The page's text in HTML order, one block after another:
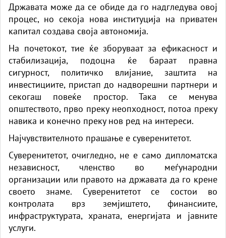
Државата може да се обиде да го надгледува овој
процес, но секоја нова институција на приватен
капитал создава своја автономија.
На почетокот, тие ќе зборуваат за ефикасност и
стабилизација, подоцна ќе бараат правна
сигурност, политичко влијание, заштита на
инвестициите, пристап до надворешни партнери и
секогаш повеќе простор. Така се менува
општеството, прво преку неопходност, потоа преку
навика и конечно преку нов ред на интереси.
Најчувствителното прашање е суверенитетот.
Суверенитетот, очигледно, не е само дипломатска
независност, членство во меѓународни
организации или правото на државата да го крене
своето знаме. Суверенитетот се состои во
контролата врз земјиштето, финансиите,
инфраструктурата, храната, енергијата и јавните
услуги.